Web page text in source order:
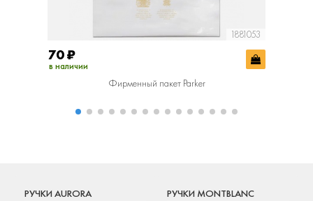
1881053
70₽
в наличии
Фирменный пакет Parker
РУЧКИ AURORA
РУЧКИ MONTBLANC